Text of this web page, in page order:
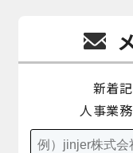
新着
人事業